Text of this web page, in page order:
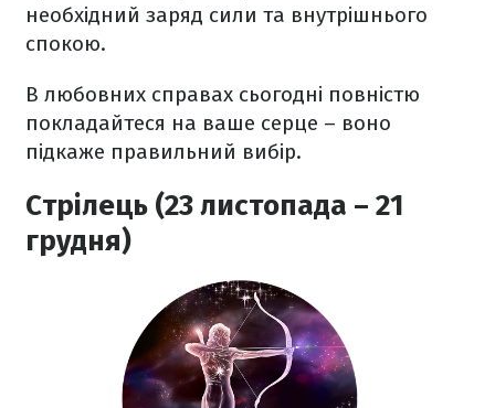
необхідний заряд сили та внутрішнього
спокою.
В любовних справах сьогодні повністю
покладайтеся на ваше серце – воно
підкаже правильний вибір.
Стрілець (23 листопада – 21
грудня)